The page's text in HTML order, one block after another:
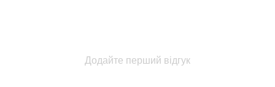
Додайте перший відгук